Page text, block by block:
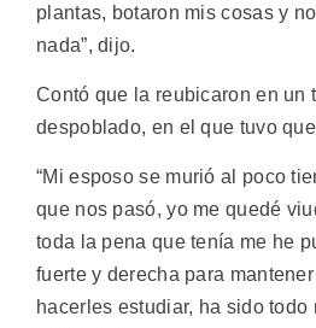
plantas, botaron mis cosas y
nada”, dijo.
Contó que la reubicaron en un
despoblado, en el que tuvo
“Mi esposo se murió al poco
que nos pasó, yo me quedé
toda la pena que tenía me he
fuerte y derecha para
hacerles estudiar, ha sido todo